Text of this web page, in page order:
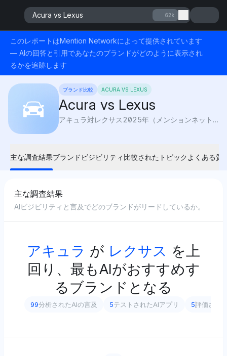
Acura vs Lexus 62k
このレポートはMention Networkによって提供されています
— AIの回答と引用であなたのブランドがどのように表示され
るかを追跡します
ブランド比較 ACURA VS LEXUS
Acura vs Lexus
アキュラ対レクサス2025年（メンションネットワークによる）：AIビジビリティは、信頼性、パフォーマンス、ラグジュアリーを比較し、どのブランドがより良い運転体験を提供するかを明らかにします。
主な調査結果ブランドビジビリティ 比較されたトピック よくある質
主な調査結果
AIビジビリティと言及でどのブランドがリードしているか。
アキュラ が レクサス を上
回り、最もAIがおすすめす
るブランドとなる
99分析されたAIの言及 5テストされたAIアプリ 5評価され